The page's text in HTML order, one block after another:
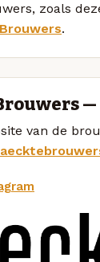
zoals
.
van de